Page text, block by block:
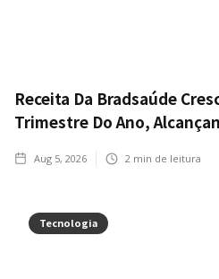
Receita Da Bradsaúde
Trimestre Do Ano,
Aug 5, 2026 2 min de leitura
Tecnologia